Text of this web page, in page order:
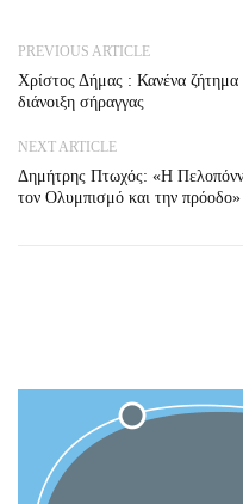
PREVIOUS ARTICLE
Χρίστος Δήμας : Κανένα
διάνοιξη σήραγγας
NEXT ARTICLE
Δημήτρης Πτωχός: «Η
τον Ολυμπισμό και την πρόοδο»